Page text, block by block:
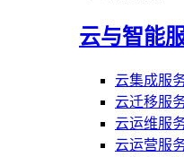
云与智能
云集成服
云迁移服
云运维服
云运营服